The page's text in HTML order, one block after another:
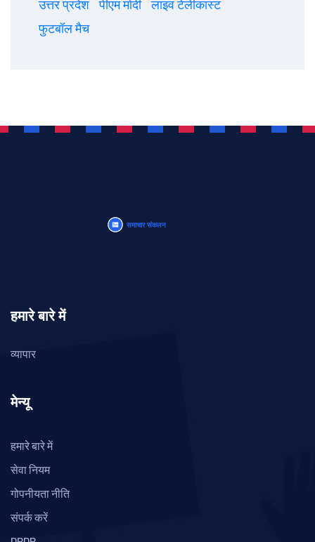
उत्तर प्रदेश
पीएम मोदी
लाइव टेलीकास्ट
फुटबॉल मैच
हमारे बारे में
व्यापार
मेन्यू
हमारे बारे में
सेवा नियम
गोपनीयता नीति
संपर्क करें